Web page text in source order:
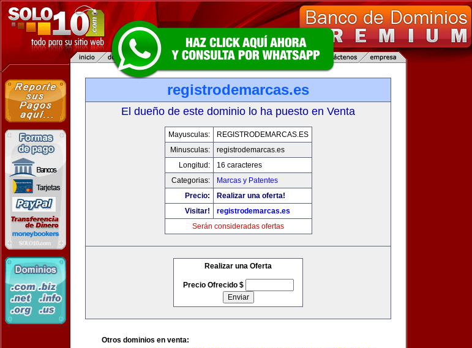
registrodemarcas.es
El dueño de este dominio lo ha puesto en Venta
Mayusculas:
REGISTRODEMARCAS.ES
Minusculas:
registrodemarcas.es
Longitud:
16 caracteres
Categorias:
Marcas y Patentes
Precio:
Realizar una oferta!
Visitar!
registrodemarcas.es
Serán consideradas ofertas
Realizar una Oferta
Precio Ofrecido $
Otros dominios en venta: